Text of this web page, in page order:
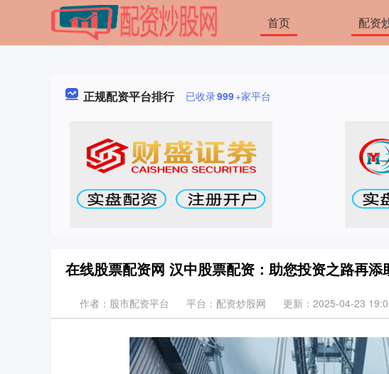
首页 配资
正规配资平台排行 已收录999+家平台
在线股票配资网 汉中股票配资：助您投资之路再添
作者：股市配资平台 平台：配资炒股网 更新：2025-04-23